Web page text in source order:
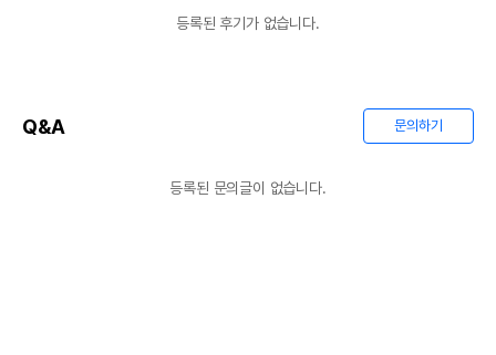
등록된 후기가 없습니다.
Q&A 문의하기
등록된 문의글이 없습니다.